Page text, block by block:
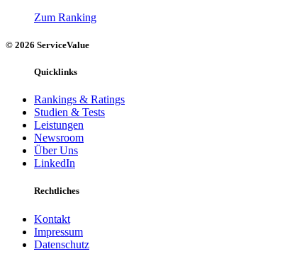
Zum Ranking
© 2026 ServiceValue
Quicklinks
Rankings & Ratings
Studien & Tests
Leistungen
Newsroom
Über Uns
LinkedIn
Rechtliches
Kontakt
Impressum
Datenschutz